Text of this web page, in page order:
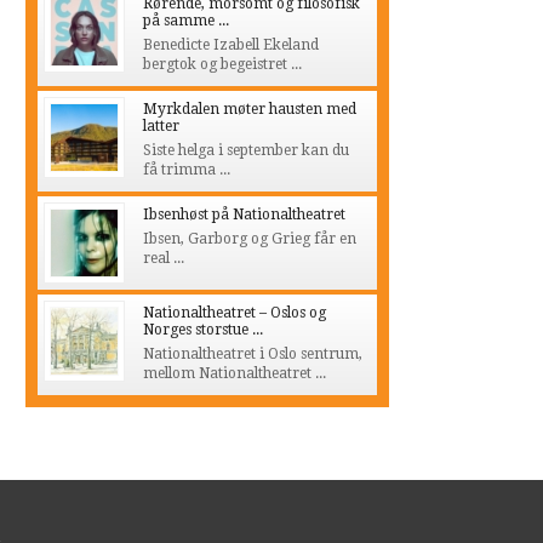
Rørende, morsomt og filosofisk
på samme ...
Benedicte Izabell Ekeland
bergtok og begeistret ...
Myrkdalen møter hausten med
latter
Siste helga i september kan du
få trimma ...
Ibsenhøst på Nationaltheatret
Ibsen, Garborg og Grieg får en
real ...
Nationaltheatret – Oslos og
Norges storstue ...
Nationaltheatret i Oslo sentrum,
mellom Nationaltheatret ...